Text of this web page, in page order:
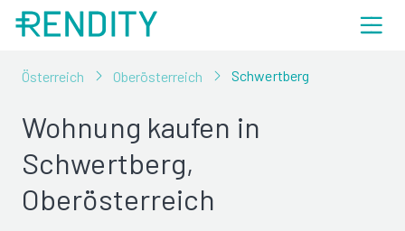
Österreich Oberösterreich Schwertberg
Wohnung kaufen in
Schwertberg,
Oberösterreich